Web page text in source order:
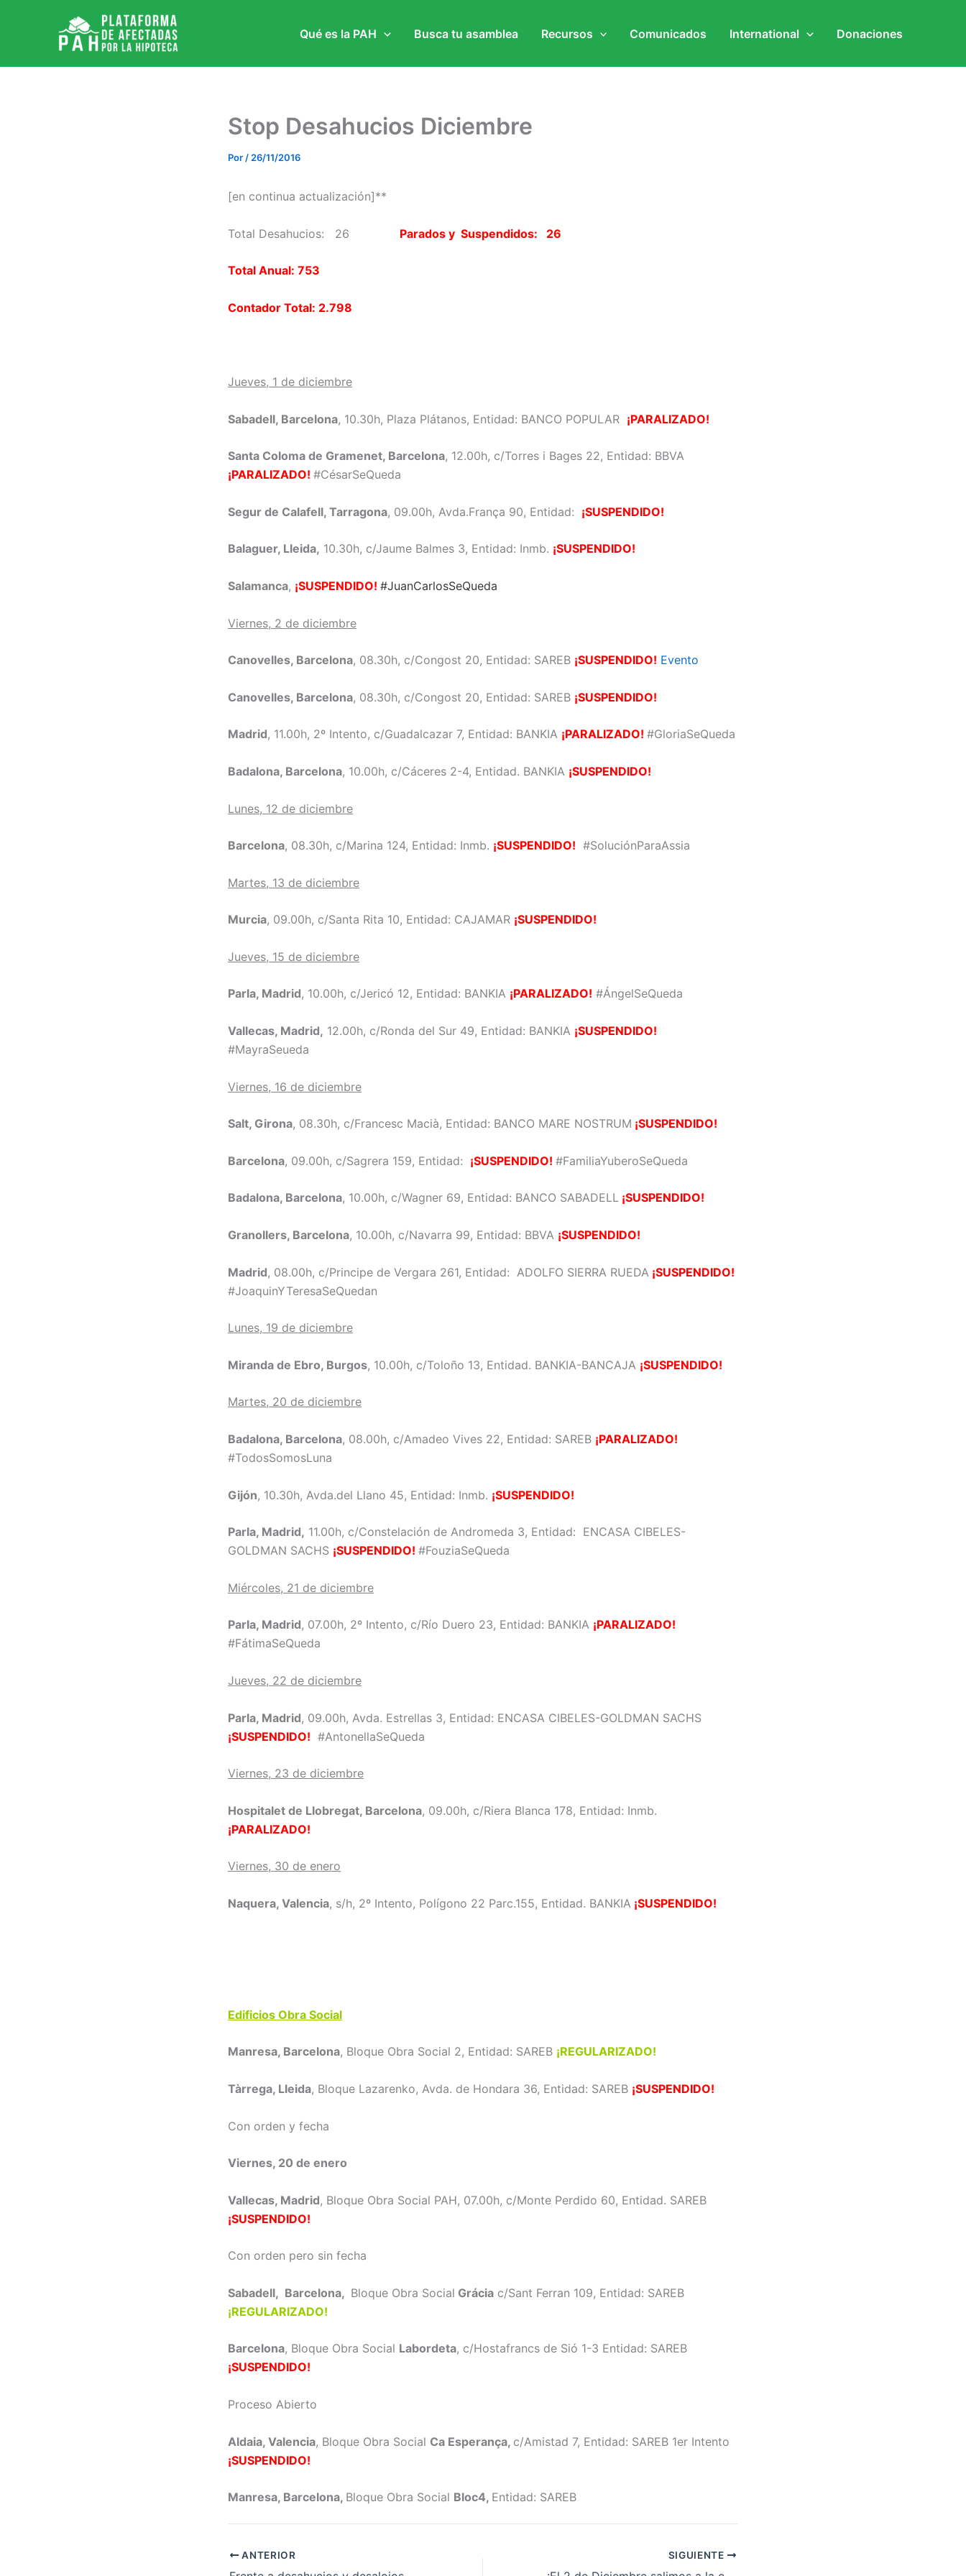
Qué es la PAH Busca tu asamblea Recursos Comunicados International Donaciones
Stop Desahucios Diciembre
Por / 26/11/2016
[en continua actualización]**
Total Desahucios: 26 Parados y Suspendidos: 26
Total Anual: 753
Contador Total: 2.798
Jueves, 1 de diciembre
Sabadell, Barcelona, 10.30h, Plaza Plátanos, Entidad: BANCO POPULAR ¡PARALIZADO!
Santa Coloma de Gramenet, Barcelona, 12.00h, c/Torres i Bages 22, Entidad: BBVA
¡PARALIZADO! #CésarSeQueda
Segur de Calafell, Tarragona, 09.00h, Avda.França 90, Entidad: ¡SUSPENDIDO!
Balaguer, Lleida, 10.30h, c/Jaume Balmes 3, Entidad: Inmb. ¡SUSPENDIDO!
Salamanca, ¡SUSPENDIDO! #JuanCarlosSeQueda
Viernes, 2 de diciembre
Canovelles, Barcelona, 08.30h, c/Congost 20, Entidad: SAREB ¡SUSPENDIDO! Evento
Canovelles, Barcelona, 08.30h, c/Congost 20, Entidad: SAREB ¡SUSPENDIDO!
Madrid, 11.00h, 2º Intento, c/Guadalcazar 7, Entidad: BANKIA ¡PARALIZADO! #GloriaSeQueda
Badalona, Barcelona, 10.00h, c/Cáceres 2-4, Entidad. BANKIA ¡SUSPENDIDO!
Lunes, 12 de diciembre
Barcelona, 08.30h, c/Marina 124, Entidad: Inmb. ¡SUSPENDIDO! #SoluciónParaAssia
Martes, 13 de diciembre
Murcia, 09.00h, c/Santa Rita 10, Entidad: CAJAMAR ¡SUSPENDIDO!
Jueves, 15 de diciembre
Parla, Madrid, 10.00h, c/Jericó 12, Entidad: BANKIA ¡PARALIZADO! #ÁngelSeQueda
Vallecas, Madrid, 12.00h, c/Ronda del Sur 49, Entidad: BANKIA ¡SUSPENDIDO!
#MayraSeueda
Viernes, 16 de diciembre
Salt, Girona, 08.30h, c/Francesc Macià, Entidad: BANCO MARE NOSTRUM ¡SUSPENDIDO!
Barcelona, 09.00h, c/Sagrera 159, Entidad: ¡SUSPENDIDO! #FamiliaYuberoSeQueda
Badalona, Barcelona, 10.00h, c/Wagner 69, Entidad: BANCO SABADELL ¡SUSPENDIDO!
Granollers, Barcelona, 10.00h, c/Navarra 99, Entidad: BBVA ¡SUSPENDIDO!
Madrid, 08.00h, c/Principe de Vergara 261, Entidad: ADOLFO SIERRA RUEDA ¡SUSPENDIDO!
#JoaquinYTeresaSeQuedan
Lunes, 19 de diciembre
Miranda de Ebro, Burgos, 10.00h, c/Toloño 13, Entidad. BANKIA-BANCAJA ¡SUSPENDIDO!
Martes, 20 de diciembre
Badalona, Barcelona, 08.00h, c/Amadeo Vives 22, Entidad: SAREB ¡PARALIZADO!
#TodosSomosLuna
Gijón, 10.30h, Avda.del Llano 45, Entidad: Inmb. ¡SUSPENDIDO!
Parla, Madrid, 11.00h, c/Constelación de Andromeda 3, Entidad: ENCASA CIBELES-
GOLDMAN SACHS ¡SUSPENDIDO! #FouziaSeQueda
Miércoles, 21 de diciembre
Parla, Madrid, 07.00h, 2º Intento, c/Río Duero 23, Entidad: BANKIA ¡PARALIZADO!
#FátimaSeQueda
Jueves, 22 de diciembre
Parla, Madrid, 09.00h, Avda. Estrellas 3, Entidad: ENCASA CIBELES-GOLDMAN SACHS
¡SUSPENDIDO! #AntonellaSeQueda
Viernes, 23 de diciembre
Hospitalet de Llobregat, Barcelona, 09.00h, c/Riera Blanca 178, Entidad: Inmb.
¡PARALIZADO!
Viernes, 30 de enero
Naquera, Valencia, s/h, 2º Intento, Polígono 22 Parc.155, Entidad. BANKIA ¡SUSPENDIDO!
Edificios Obra Social
Manresa, Barcelona, Bloque Obra Social 2, Entidad: SAREB ¡REGULARIZADO!
Tàrrega, Lleida, Bloque Lazarenko, Avda. de Hondara 36, Entidad: SAREB ¡SUSPENDIDO!
Con orden y fecha
Viernes, 20 de enero
Vallecas, Madrid, Bloque Obra Social PAH, 07.00h, c/Monte Perdido 60, Entidad. SAREB
¡SUSPENDIDO!
Con orden pero sin fecha
Sabadell, Barcelona, Bloque Obra Social Grácia c/Sant Ferran 109, Entidad: SAREB
¡REGULARIZADO!
Barcelona, Bloque Obra Social Labordeta, c/Hostafrancs de Sió 1-3 Entidad: SAREB
¡SUSPENDIDO!
Proceso Abierto
Aldaia, Valencia, Bloque Obra Social Ca Esperança, c/Amistad 7, Entidad: SAREB 1er Intento
¡SUSPENDIDO!
Manresa, Barcelona, Bloque Obra Social Bloc4, Entidad: SAREB
ANTERIOR SIGUIENTE